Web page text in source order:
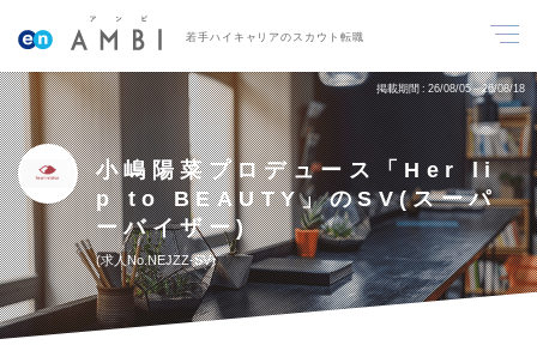
若手ハイキャリアのスカウト転職
掲載期間 26/08/05～26/08/18
小嶋陽菜プロデュース「Her li
p to BEAUTY」のSV(スーパ
ーバイザー)
求人No.NEJZZ-SV